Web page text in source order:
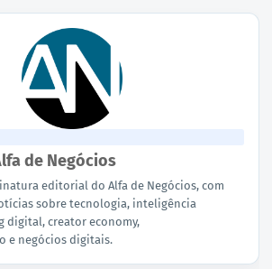
de Negócios
editorial do Alfa de Negócios, com
sobre tecnologia, inteligência
digital, creator economy,
e negócios digitais.